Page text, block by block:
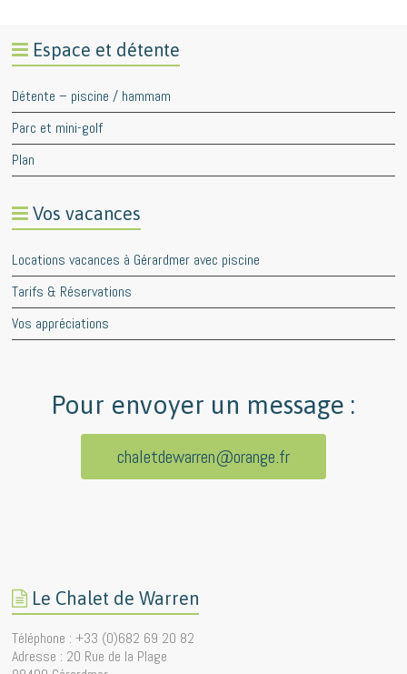
Espace et détente
Détente – piscine / hammam
Parc et mini-golf
Plan
Vos vacances
Locations vacances à Gérardmer avec piscine
Tarifs & Réservations
Vos appréciations
Pour envoyer un message :
chaletdewarren@orange.fr
Le Chalet de Warren
Téléphone : +33 (0)682 69 20 82
Adresse : 20 Rue de la Plage